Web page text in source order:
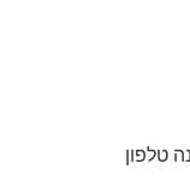
טלפון